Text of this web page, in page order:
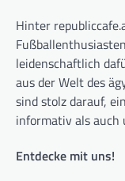
Hinter
leidenschaftlich
aus der Welt des
sind stolz darauf,
informativ als
Entdecke mit uns!